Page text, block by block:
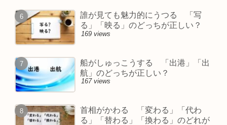
誰が見ても魅力的にうつる 「写
る」「映る」のどっちが正しい？
169 views
船がしゅっこうする 「出港」「出
航」のどっちが正しい？
167 views
首相がかわる 「変わる」「代わ
る」「替わる」「換わる」のどれが